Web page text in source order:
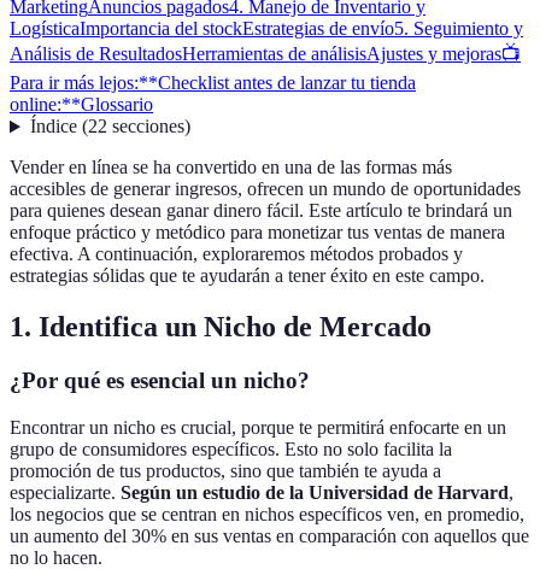
MarketingAnuncios pagados4. Manejo de Inventario y
LogísticaImportancia del stockEstrategias de envío5. Seguimiento y
Análisis de ResultadosHerramientas de análisisAjustes y mejoras📺
Para ir más lejos:**Checklist antes de lanzar tu tienda
online:**Glossario
Índice(22 secciones)
Vender en línea se ha convertido en una de las formas más
accesibles de generar ingresos, ofrecen un mundo de oportunidades
para quienes desean ganar dinero fácil. Este artículo te brindará un
enfoque práctico y metódico para monetizar tus ventas de manera
efectiva. A continuación, exploraremos métodos probados y
estrategias sólidas que te ayudarán a tener éxito en este campo.
1. Identifica un Nicho de Mercado
¿Por qué es esencial un nicho?
Encontrar un nicho es crucial, porque te permitirá enfocarte en un
grupo de consumidores específicos. Esto no solo facilita la
promoción de tus productos, sino que también te ayuda a
especializarte. Según un estudio de la Universidad de Harvard,
los negocios que se centran en nichos específicos ven, en promedio,
un aumento del 30% en sus ventas en comparación con aquellos que
no lo hacen.